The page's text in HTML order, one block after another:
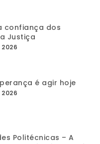
confiança dos
Justiça
é agir hoje
Politécnicas – A